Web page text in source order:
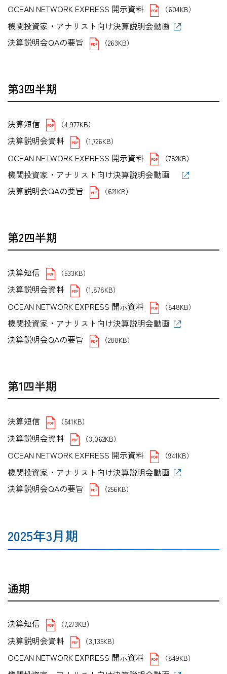
OCEAN NETWORK EXPRESS 開示資料 （604KB）
機関投資家・アナリスト向け決算説明会動画
決算説明会QAの要旨
（263KB）
第3四半期
決算短信 （4,977KB）
決算説明会資料 （1,726KB）
OCEAN NETWORK EXPRESS 開示資料 （782KB）
機関投資家・アナリスト向け決算説明会動画
決算説明会QAの要旨
（621KB）
第2四半期
決算短信 （533KB）
決算説明会資料 （1,878KB）
OCEAN NETWORK EXPRESS 開示資料 （848KB）
機関投資家・アナリスト向け決算説明会動画
決算説明会QAの要旨
（288KB）
第1四半期
決算短信 （541KB）
決算説明会資料 （3,062KB）
OCEAN NETWORK EXPRESS 開示資料 （941KB）
機関投資家・アナリスト向け決算説明会動画
決算説明会QAの要旨
（256KB）
2025年3月期
通期
決算短信 （7,273KB）
決算説明会資料 （3,135KB）
OCEAN NETWORK EXPRESS 開示資料 （849KB）